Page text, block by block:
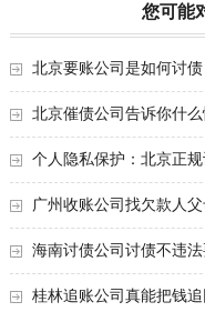
您可能
北京要账公司是如何讨
结！
北京催债公司告诉你什
责任？
个人隐私保护：北京正
息？
广州收账公司找欠款人
海南讨债公司讨债不违
公司分享
桂林追账公司真能把钱